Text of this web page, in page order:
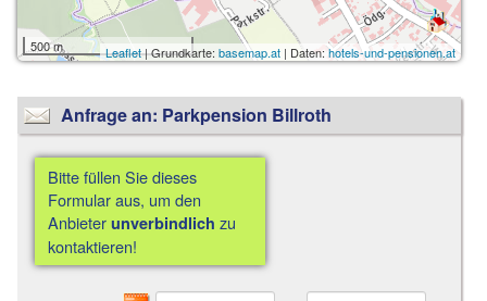
500 m Leaflet| Grundkarte: basemap.at| Daten: hotels-und-pensionen.at
Anfrage an: Parkpension Billroth
Bitte füllen Sie dieses
Formular aus, um den
Anbieterunverbindlich zu
kontaktieren!